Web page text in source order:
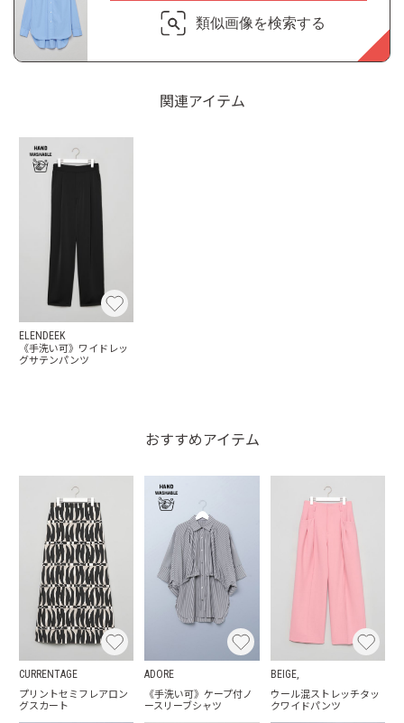
類似画像を検索する
関連アイテム
ELENDEEK
《手洗い可》ワイドレッ
グサテンパンツ
おすすめアイテム
CURRENTAGE
プリントセミフレアロン
グスカート
ADORE
《手洗い可》ケープ付ノ
ースリーブシャツ
BEIGE,
ウール混ストレッチタッ
クワイドパンツ